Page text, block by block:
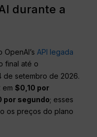
durante a
OpenAI’sAPI legada
final até o
de setembro de 2026.
em$0,10 por
por segundo; esses
os preços do plano